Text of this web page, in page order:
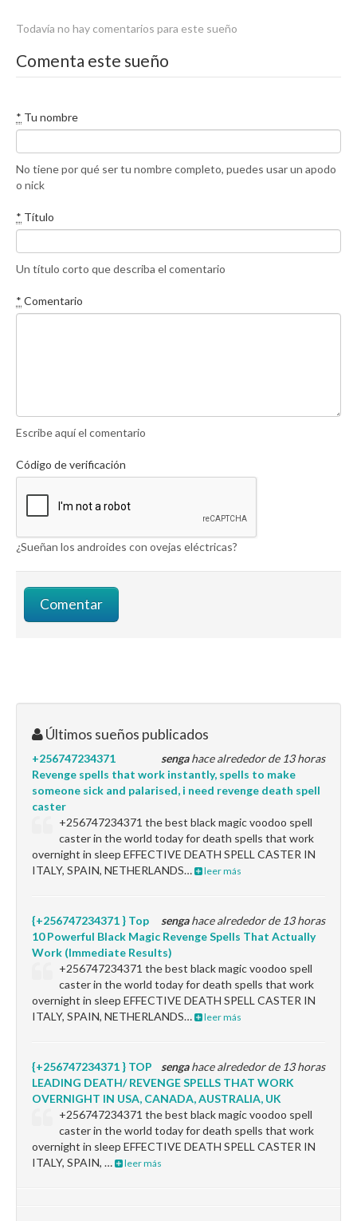
Todavía no hay comentarios para este sueño
Comenta este sueño
* Tu nombre
No tiene por qué ser tu nombre completo, puedes usar un apodo
o nick
* Título
Un título corto que describa el comentario
* Comentario
Escribe aquí el comentario
Código de verificación
¿Sueñan los androides con ovejas eléctricas?
Últimos sueños publicados
sengahace alrededor de 13 horas
+256747234371
Revenge spells that work instantly, spells to make
someone sick and palarised, i need revenge death spell
caster
+256747234371 the best black magic voodoo spell
caster in the world today for death spells that work
overnight in sleep EFFECTIVE DEATH SPELL CASTER IN
ITALY, SPAIN, NETHERLANDS…
leer más
sengahace alrededor de 13 horas
{+256747234371 } Top
10 Powerful Black Magic Revenge Spells That Actually
Work (Immediate Results)
+256747234371 the best black magic voodoo spell
caster in the world today for death spells that work
overnight in sleep EFFECTIVE DEATH SPELL CASTER IN
ITALY, SPAIN, NETHERLANDS…
leer más
sengahace alrededor de 13 horas
{+256747234371 } TOP
LEADING DEATH/ REVENGE SPELLS THAT WORK
OVERNIGHT IN USA, CANADA, AUSTRALIA, UK
+256747234371 the best black magic voodoo spell
caster in the world today for death spells that work
overnight in sleep EFFECTIVE DEATH SPELL CASTER IN
ITALY, SPAIN, …
leer más